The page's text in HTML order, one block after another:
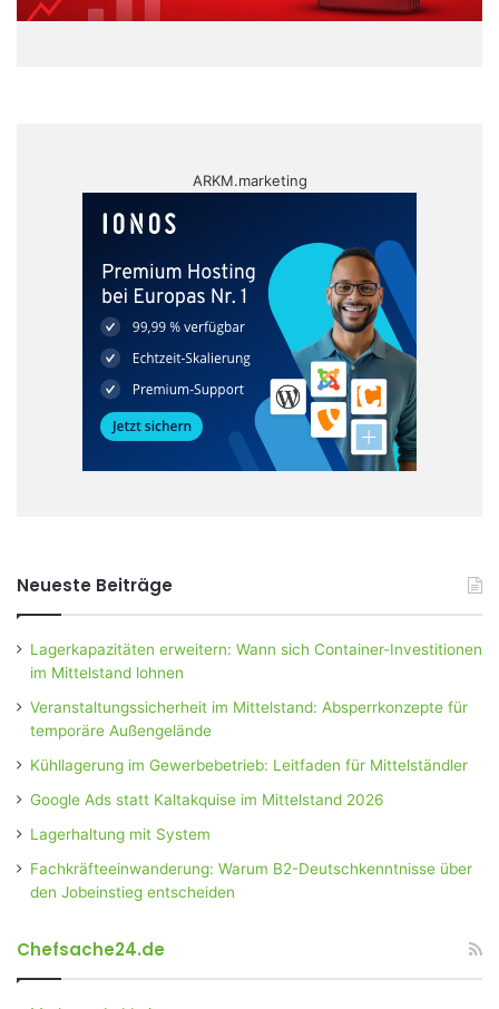
ARKM.marketing
Neueste Beiträge
Lagerkapazitäten erweitern: Wann sich Container-Investitionen
im Mittelstand lohnen
Veranstaltungssicherheit im Mittelstand: Absperrkonzepte für
temporäre Außengelände
Kühllagerung im Gewerbebetrieb: Leitfaden für Mittelständler
Google Ads statt Kaltakquise im Mittelstand 2026
Lagerhaltung mit System
Fachkräfteeinwanderung: Warum B2-Deutschkenntnisse über
den Jobeinstieg entscheiden
Chefsache24.de